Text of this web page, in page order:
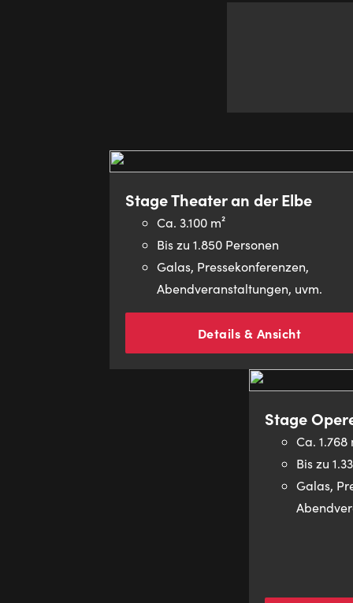
Stage Theater an der Elbe
Ca. 3.100 m²
Bis zu 1.850 Personen
Galas, Pressekonferenzen,
Abendveranstaltungen, uvm.
Details & Ansicht
Stage
Ca. 1.768
Bis zu
Galas,